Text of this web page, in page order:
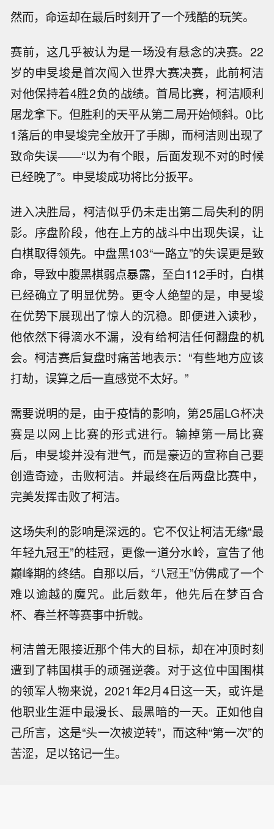
然而，命运却在最后时刻开了一个残酷的玩笑。
赛前，这几乎被认为是一场没有悬念的决赛。22
岁的申旻埈是首次闯入世界大赛决赛，此前柯洁
对他保持着4胜2负的战绩。首局比赛，柯洁顺利
屠龙拿下。但胜利的天平从第二局开始倾斜。0比
1落后的申旻埈完全放开了手脚，而柯洁则出现了
致命失误——“以为有个眼，后面发现不对的时候
已经晚了”。申旻埈成功将比分扳平。
进入决胜局，柯洁似乎仍未走出第二局失利的阴
影。序盘阶段，他在上方的战斗中出现失误，让
白棋取得领先。中盘黑103“一路立”的失误更是致
命，导致中腹黑棋弱点暴露，至白112手时，白棋
已经确立了明显优势。更令人绝望的是，申旻埈
在优势下展现出了惊人的沉稳。即便进入读秒，
他依然下得滴水不漏，没有给柯洁任何翻盘的机
会。柯洁赛后复盘时痛苦地表示：“有些地方应该
打劫，误算之后一直感觉不太好。”
需要说明的是，由于疫情的影响，第25届LG杯决
赛是以网上比赛的形式进行。输掉第一局比赛
后，申旻埈并没有泄气，而是豪迈的宣称自己要
创造奇迹，击败柯洁。并最终在后两盘比赛中，
完美发挥击败了柯洁。
这场失利的影响是深远的。它不仅让柯洁无缘“最
年轻九冠王”的桂冠，更像一道分水岭，宣告了他
巅峰期的终结。自那以后，“八冠王”仿佛成了一个
难以逾越的魔咒。此后数年，他先后在梦百合
杯、春兰杯等赛事中折戟。
柯洁曾无限接近那个伟大的目标，却在冲顶时刻
遭到了韩国棋手的顽强逆袭。对于这位中国围棋
的领军人物来说，2021年2月4日这一天，或许是
他职业生涯中最漫长、最黑暗的一天。正如他自
己所言，这是“头一次被逆转”，而这种“第一次”的
苦涩，足以铭记一生。